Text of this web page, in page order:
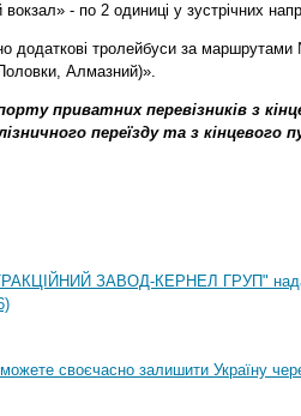
- по 2 одиниці у зустрічних
додаткові тролейбуси за
Алмазний)».
приватних перевізників з
переїзду та з кінцевого
ЗАВОД-КЕРНЕЛ ГРУП"
своєчасно залишити Україну